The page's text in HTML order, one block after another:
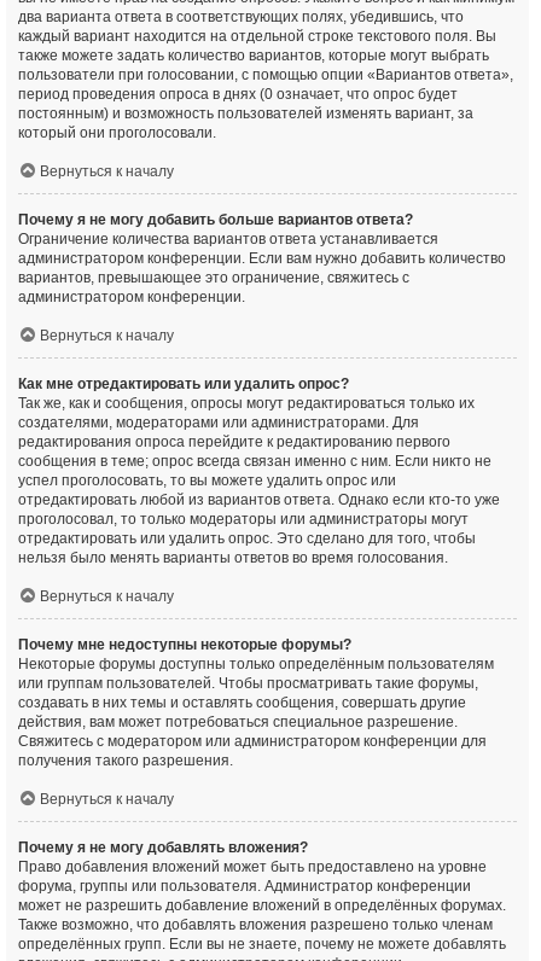
два варианта ответа в соответствующих полях, убедившись, что
каждый вариант находится на отдельной строке текстового поля. Вы
также можете задать количество вариантов, которые могут выбрать
пользователи при голосовании, с помощью опции «Вариантов ответа»,
период проведения опроса в днях (0 означает, что опрос будет
постоянным) и возможность пользователей изменять вариант, за
который они проголосовали.
Вернуться к началу
Почему я не могу добавить больше вариантов ответа?
Ограничение количества вариантов ответа устанавливается
администратором конференции. Если вам нужно добавить количество
вариантов, превышающее это ограничение, свяжитесь с
администратором конференции.
Вернуться к началу
Как мне отредактировать или удалить опрос?
Так же, как и сообщения, опросы могут редактироваться только их
создателями, модераторами или администраторами. Для
редактирования опроса перейдите к редактированию первого
сообщения в теме; опрос всегда связан именно с ним. Если никто не
успел проголосовать, то вы можете удалить опрос или
отредактировать любой из вариантов ответа. Однако если кто-то уже
проголосовал, то только модераторы или администраторы могут
отредактировать или удалить опрос. Это сделано для того, чтобы
нельзя было менять варианты ответов во время голосования.
Вернуться к началу
Почему мне недоступны некоторые форумы?
Некоторые форумы доступны только определённым пользователям
или группам пользователей. Чтобы просматривать такие форумы,
создавать в них темы и оставлять сообщения, совершать другие
действия, вам может потребоваться специальное разрешение.
Свяжитесь с модератором или администратором конференции для
получения такого разрешения.
Вернуться к началу
Почему я не могу добавлять вложения?
Право добавления вложений может быть предоставлено на уровне
форума, группы или пользователя. Администратор конференции
может не разрешить добавление вложений в определённых форумах.
Также возможно, что добавлять вложения разрешено только членам
определённых групп. Если вы не знаете, почему не можете добавлять